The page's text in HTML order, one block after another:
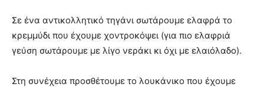
Σε ένα αντικολλητικό τηγάνι σωτάρουμε ελαφρά το
κρεμμύδι που έχουμε χοντροκόψει (για πιο ελαφριά
γεύση σωτάρουμε με λίγο νεράκι κι όχι με ελαιόλαδο).
Στη συνέχεια προσθέτουμε το λουκάνικο που έχουμε